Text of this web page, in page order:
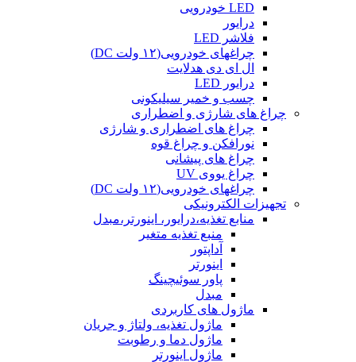
LED خودرویی
درایور
فلاشر LED
چراغهای خودرویی(۱۲ ولت DC)
ال ای دی هدلایت
درایور LED
چسب و خمیر سیلیکونی
چراغ های شارژی و اضطراری
چراغ های اضطراری و شارژی
نورافکن و چراغ قوه
چراغ های پیشانی
چراغ یووی UV
چراغهای خودرویی(۱۲ ولت DC)
تجهیزات الکترونیکی
منابع تغذیه،درایور، اینورتر،مبدل
منبع تغذیه متغیر
آداپتور
اینورتر
پاور سوئیچینگ
مبدل
ماژول های کاربردی
ماژول تغذیه، ولتاژ و جریان
ماژول دما و رطوبت
ماژول اینورتر